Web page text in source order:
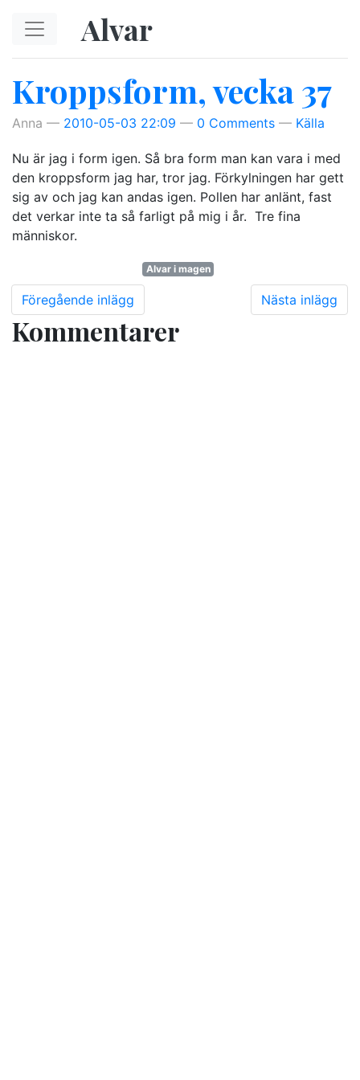
Alvar
Kroppsform, vecka 37
Anna 2010-05-03 22:09 0 Comments Källa
Nu är jag i form igen. Så bra form man kan vara i med
den kroppsform jag har, tror jag. Förkylningen har gett
sig av och jag kan andas igen. Pollen har anlänt, fast
det verkar inte ta så farligt på mig i år. Tre fina
människor.
Alvar i magen
Föregående inlägg Nästa inlägg
Kommentarer